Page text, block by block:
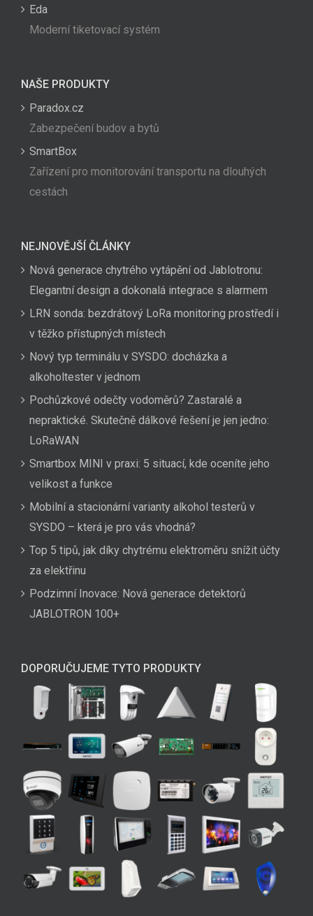
Eda
Moderní tiketovací systém
NAŠE PRODUKTY
Paradox.cz
Zabezpečení budov a bytů
SmartBox
Zařízení pro monitorování transportu na dlouhých
cestách
NEJNOVĚJŠÍ ČLÁNKY
Nová generace chytrého vytápění od Jablotronu:
Elegantní design a dokonalá integrace s alarmem
LRN sonda: bezdrátový LoRa monitoring prostředí i
v těžko přístupných místech
Nový typ terminálu v SYSDO: docházka a
alkoholtester v jednom
Pochůzkové odečty vodoměrů? Zastaralé a
nepraktické. Skutečně dálkové řešení je jen jedno:
LoRaWAN
Smartbox MINI v praxi: 5 situací, kde oceníte jeho
velikost a funkce
Mobilní a stacionární varianty alkohol testerů v
SYSDO – která je pro vás vhodná?
Top 5 tipů, jak díky chytrému elektroměru snížit účty
za elektřinu
Podzimní Inovace: Nová generace detektorů
JABLOTRON 100+
DOPORUČUJEME TYTO PRODUKTY